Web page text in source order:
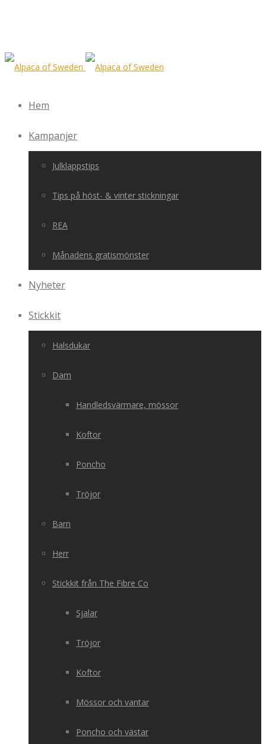
Hem
Kampanjer
Julklappstips
Tips på höst- & vinter stickningar
REA
Månadens gratismönster
Nyheter
Stickkit
Halsdukar
Dam
Handledsvärmare, mössor
Koftor
Poncho
Tröjor
Barn
Herr
Stickkit från The Fibre Co
Sjalar
Tröjor
Koftor
Mössor och vantar
Poncho och västar